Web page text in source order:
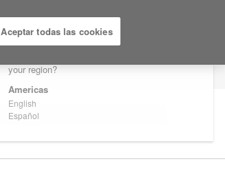
Are you in United States?
your region?
Americas
English
Español
Aceptar todas las cookies